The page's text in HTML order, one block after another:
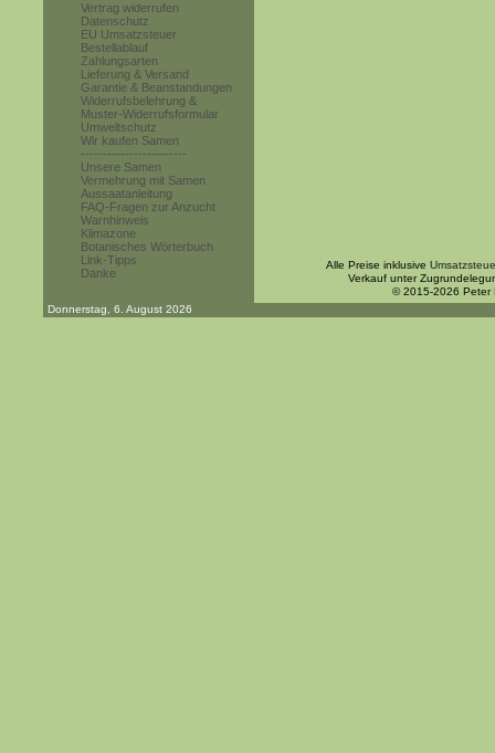
Vertrag widerrufen
Datenschutz
EU Umsatzsteuer
Bestellablauf
Zahlungsarten
Lieferung & Versand
Garantie & Beanstandungen
Widerrufsbelehrung &
Muster-Widerrufsformular
Umweltschutz
Wir kaufen Samen
------------------------
Unsere Samen
Vermehrung mit Samen
Aussaatanleitung
FAQ-Fragen zur Anzucht
Warnhinweis
Klimazone
Botanisches Wörterbuch
Link-Tipps
Danke
Alle Preise inklusive
Verkauf unter
© 2015-2026 Peter
Donnerstag, 6. August 2026